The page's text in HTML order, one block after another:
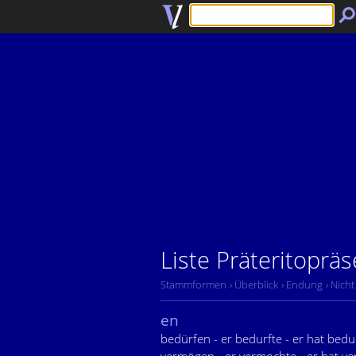
Liste
Stammformen › Überblick › Endung ›
en
bedürfen - er bedurfte - er hat